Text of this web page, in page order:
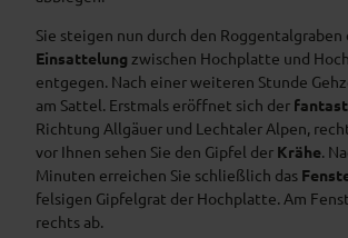
Sie steigen nun durch den Roggentalgraben
Einsattelung zwischen Hochplatte und
entgegen. Nach einer weiteren Stunde
am Sattel. Erstmals eröffnet sich der
Richtung Allgäuer und Lechtaler Alpen,
vor Ihnen sehen Sie den Gipfel der Krähe.
Minuten erreichen Sie schließlich das
felsigen Gipfelgrat der Hochplatte. Am
rechts ab.